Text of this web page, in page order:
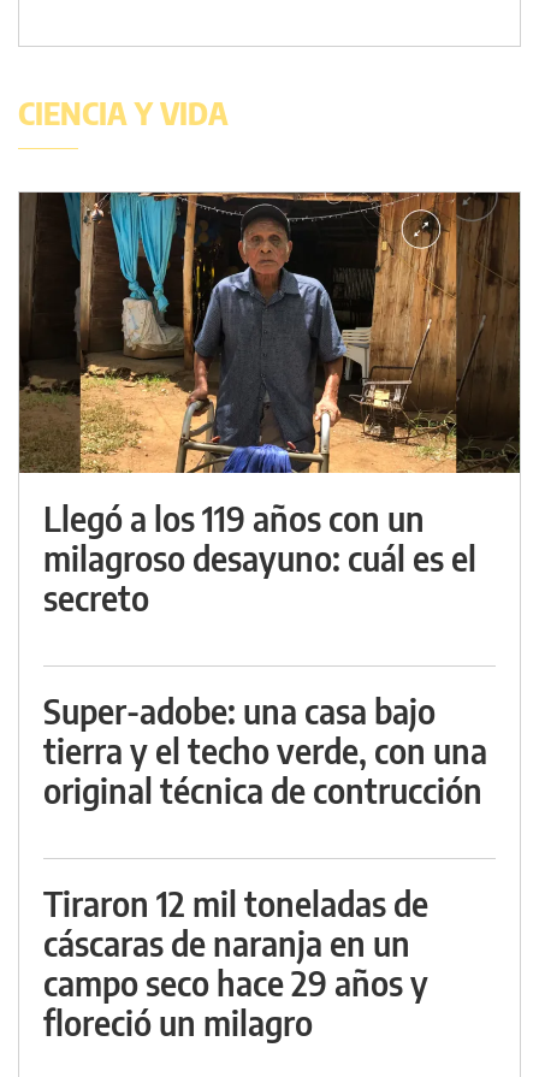
CIENCIA Y VIDA
Llegó a los 119 años con un
milagroso desayuno: cuál es el
secreto
Super-adobe: una casa bajo
tierra y el techo verde, con una
original técnica de contrucción
Tiraron 12 mil toneladas de
cáscaras de naranja en un
campo seco hace 29 años y
floreció un milagro